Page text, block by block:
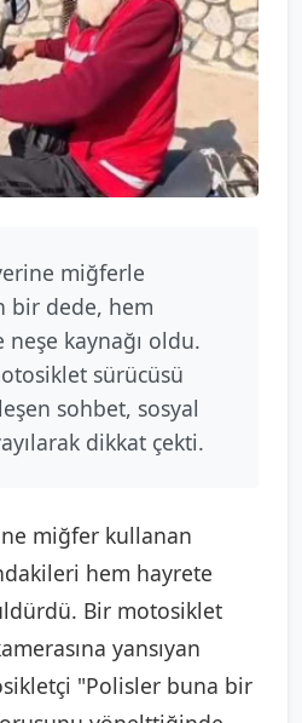
miğferle
bir dede, hem
neşe kaynağı oldu.
sürücüsü
sohbet, sosyal
dikkat çekti.
miğfer kullanan
hem hayrete
Bir motosiklet
yansıyan
"Polisler buna bir